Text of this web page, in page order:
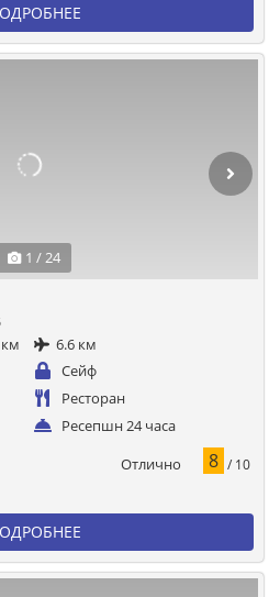
1 / 24
6.6 км
Сейф
Ресторан
Ресепшн 24 часа
Отлично 8 / 10